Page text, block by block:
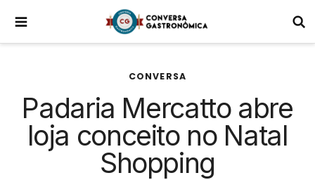
CONVERSA
Padaria Mercatto abre
loja conceito no Natal
Shopping